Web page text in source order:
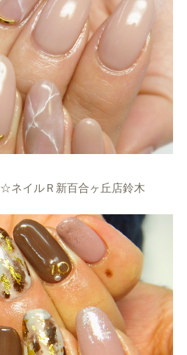
ネイルＲ新百合ヶ丘店鈴木